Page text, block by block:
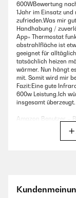
600WBewertung
1Jahr im Einsatz
zufrieden.Was mir
Handhabung /
App+ Thermostat
abstrahlfläche ist
geeignet für
tatsächlich heizen
wärmer. Nun hängt
mit. Somit wird mir
Fazit:Eine gute
600w Leistung.Ich
insgesamt überzeugt.
Amazon Benutzer –
eigenständig
bei offener Tür.